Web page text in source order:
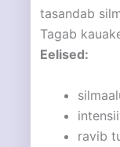
tasandab
Tagab
Eelised:
ravib